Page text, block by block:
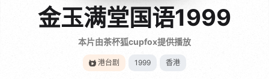
金玉满堂国语1999
本片由茶杯狐cupfox提供播放
港台剧 1999 香港